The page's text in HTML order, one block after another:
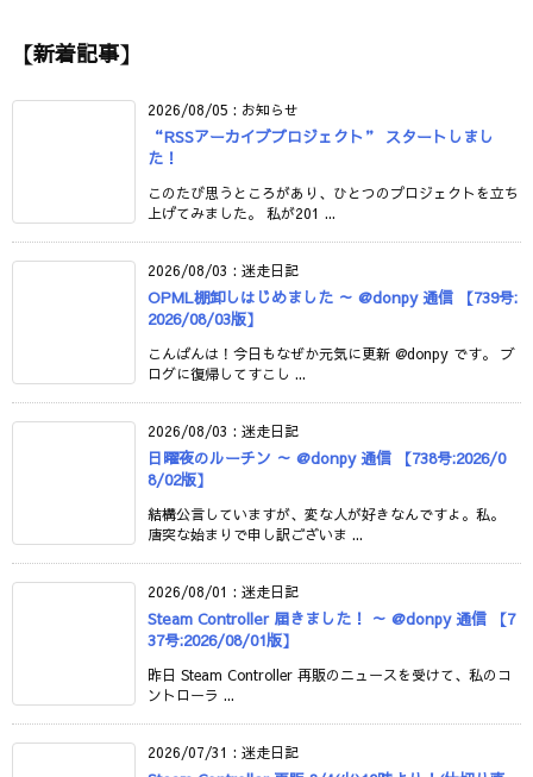
【新着記事】
2026/08/05 : お知らせ
“RSSアーカイブプロジェクト” スタートしまし
た！
このたび思うところがあり、ひとつのプロジェクトを立ち
上げてみました。 私が201 ...
2026/08/03 : 迷走日記
OPML棚卸しはじめました ～ @donpy 通信 【739号:
2026/08/03版】
こんばんは！今日もなぜか元気に更新 @donpy です。 ブ
ログに復帰してすこし ...
2026/08/03 : 迷走日記
日曜夜のルーチン ～ @donpy 通信 【738号:2026/0
8/02版】
結構公言していますが、変な人が好きなんですよ。私。
唐突な始まりで申し訳ございま ...
2026/08/01 : 迷走日記
Steam Controller 届きました！ ～ @donpy 通信 【7
37号:2026/08/01版】
昨日 Steam Controller 再販のニュースを受けて、私のコ
ントローラ ...
2026/07/31 : 迷走日記